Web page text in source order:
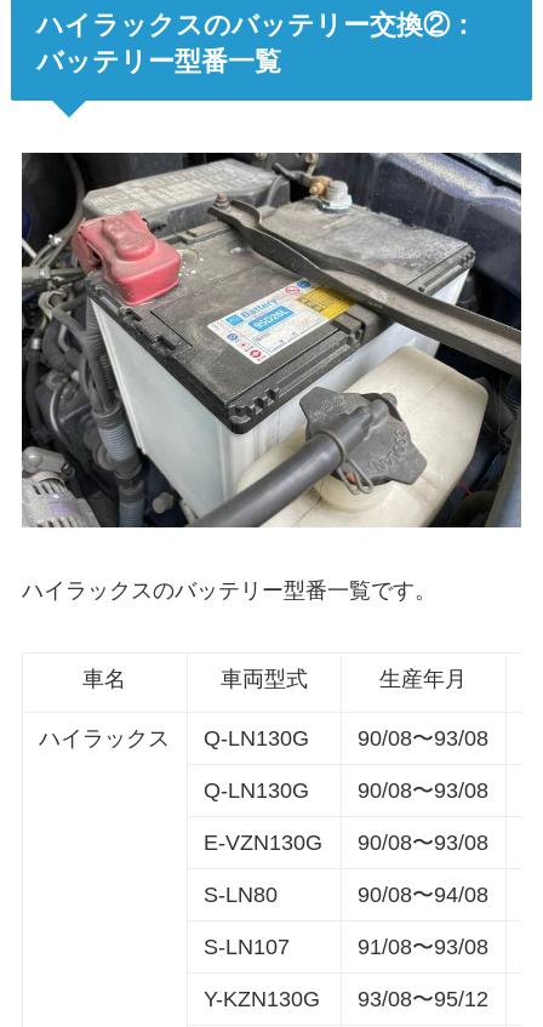
ハイラックスのバッテリー交換②：
バッテリー型番一覧
ハイラックスのバッテリー型番一覧です。
車名 車両型式 生産年月
ハイラックス Q-LN130G 90/08〜93/08
Q-LN130G 90/08〜93/08
E-VZN130G 90/08〜93/08
S-LN80 90/08〜94/08
S-LN107 91/08〜93/08
Y-KZN130G 93/08〜95/12